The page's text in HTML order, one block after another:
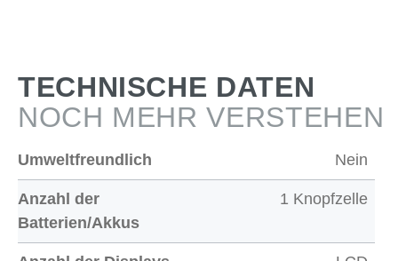
TECHNISCHE DATEN
NOCH MEHR VERSTEHEN
Umweltfreundlich Nein
Anzahl der
Batterien/Akkus
1 Knopfzelle